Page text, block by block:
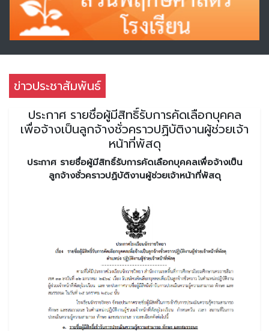
ข่าวประชาสัมพันธ์
ประกาศ รายชื่อผู้มีสิทธิ์รับการคัดเลือกบุคคล
เพื่อจ้างเป็นลูกจ้างชั่วคราวปฏิบัติงานผู้ช่วยเจ้า
หน้าที่พัสดุ
ประกาศ รายชื่อผู้มีสิทธิ์รับการคัดเลือกบุคคลเพื่อจ้างเป็น
ลูกจ้างชั่วคราวปฏิบัติงานผู้ช่วยเจ้าหน้าที่พัสดุ